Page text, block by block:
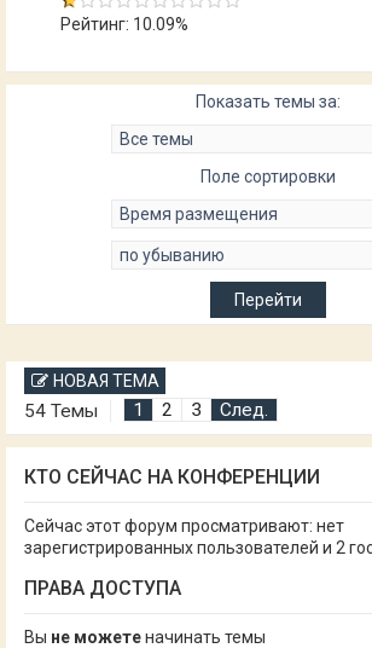
Рейтинг: 10.09%
Показать темы за:
Поле сортировки
НОВАЯ ТЕМА
54 Темы 1 2 3 След.
КТО СЕЙЧАС НА КОНФЕРЕНЦИИ
Сейчас этот форум просматривают: нет
зарегистрированных пользователей и 2
ПРАВА ДОСТУПА
Вы не можетеначинать темы